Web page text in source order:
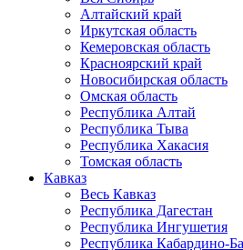
Алтайский край
Иркутская область
Кемеровская область
Красноярский край
Новосибирская область
Омская область
Республика Алтай
Республика Тыва
Республика Хакасия
Томская область
Кавказ
Весь Кавказ
Республика Дагестан
Республика Ингушетия
Республика Кабардино-